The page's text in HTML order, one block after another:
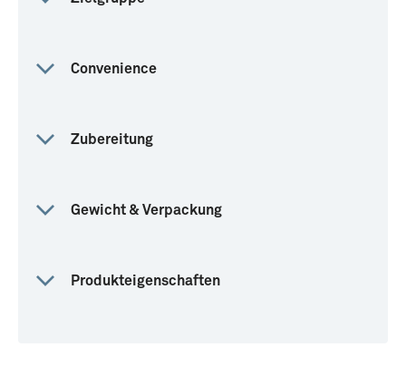
Convenience
Zubereitung
Gewicht & Verpackung
Produkteigenschaften